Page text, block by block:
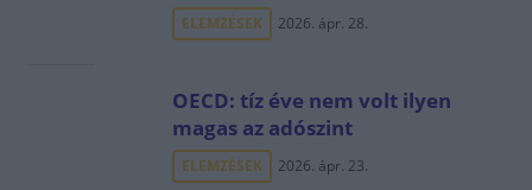
ELEMZÉSEK 2026. ápr. 28.
OECD: tíz éve nem volt ilyen
magas az adószint
ELEMZÉSEK 2026. ápr. 23.